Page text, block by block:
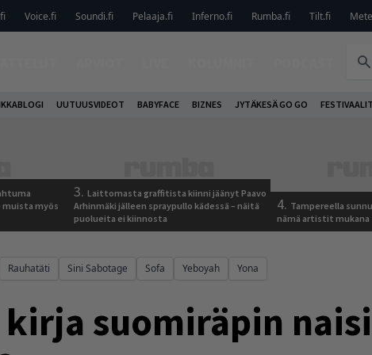
Voice.fi Soundi.fi Pelaaja.fi Inferno.fi Rumba.fi Tilt.fi
UUTUUSVIDEOT BABYFACE BIZNES JYTÄKESÄ GO GO FESTIVAALIT
muista myös
3. Laittomasta graffitista kiinni jäänyt Paavo
Arhinmäki jälleen spraypullo kädessä – näitä
puolueita ei kiinnosta
4. Tampereella
nämä artistit mukana
Rauhatäti Sini Sabotage Sofa Yeboyah Yona
kirja suomiräpin